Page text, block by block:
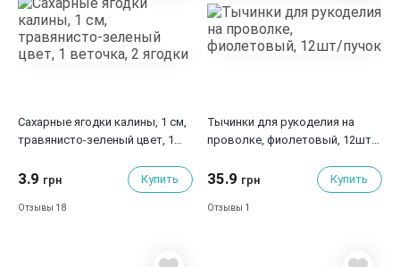
Сахарные ягодки калины, 1 см,
травянисто-зеленый цвет, 1
3.9 грн Купить
Отзывы 18
Тычинки для рукоделия на
проволке, фиолетовый, 12шт/
35.9 грн Купить
Отзывы 1